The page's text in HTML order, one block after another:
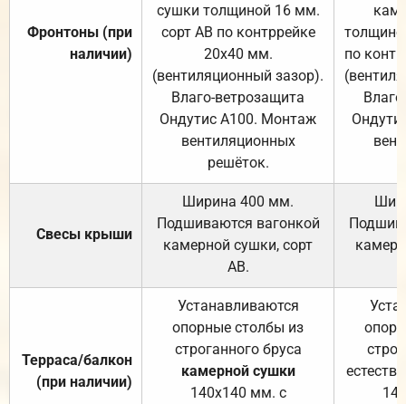
Фронтоны (при
наличии)
сушки толщиной 16 мм.
сорт АВ по контррейке
20х40 мм.
(вентиляционный зазор).
Влаго-ветрозащита
Ондутис А100. Монтаж
вентиляционных
решёток.
по
Свесы крыши
Ширина 400 мм.
Подшиваются вагонкой
камерной сушки, сорт
АВ.
Терраса/балкон
(при наличии)
Устанавливаются
опорные столбы из
строганного бруса
камерной сушки
140х140 мм. с